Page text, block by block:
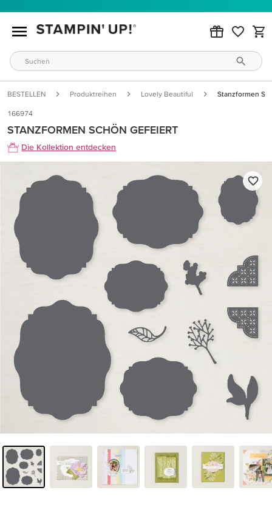
BESTELLEN Produktreihen Lovely Beautiful Stanzformen
166974
STANZFORMEN SCHÖN GEFEIERT
Die Kollektion entdecken